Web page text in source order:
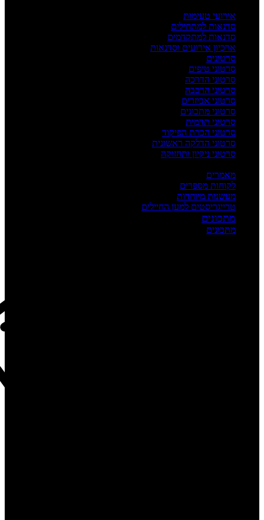
אירועי טעימות
סדנאות למתחילים
סדנאות למתקדמים
ארכיון אירועים וסדנאות
סרטונים
סרטוני טיפים
סרטוני הדרכה
סרטוני הרכבה
סרטוני אביזרים
סרטוני מתכונים
סרטוני תדמית
סרטוני הכרת הפיקוד
סרטוני הדלקה ראשונית
סרטוני ניקיון ותחזוקה
מאמרים
לקוחות מספרים
מעשנות מיוחדות
טרייגריסטים למען החיילים
מתכונים
מתכונים